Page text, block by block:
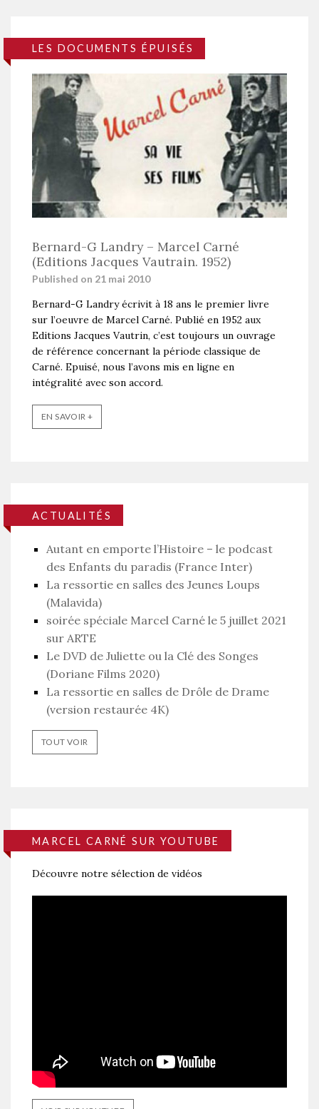
LES DOCUMENTS ÉPUISÉS
Bernard-G Landry – Marcel Carné
(Editions Jacques Vautrain. 1952)
Published on 21 mai 2010
Bernard-G Landry écrivit à 18 ans le premier livre
sur l’oeuvre de Marcel Carné. Publié en 1952 aux
Editions Jacques Vautrin, c’est toujours un ouvrage
de référence concernant la période classique de
Carné. Epuisé, nous l’avons mis en ligne en
intégralité avec son accord.
EN SAVOIR +
ACTUALITÉS
Autant en emporte l’Histoire – le podcast
des Enfants du paradis (France Inter)
La ressortie en salles des Jeunes Loups
(Malavida)
soirée spéciale Marcel Carné le 5 juillet 2021
sur ARTE
Le DVD de Juliette ou la Clé des Songes
(Doriane Films 2020)
La ressortie en salles de Drôle de Drame
(version restaurée 4K)
TOUT VOIR
MARCEL CARNÉ SUR YOUTUBE
Découvre notre sélection de vidéos